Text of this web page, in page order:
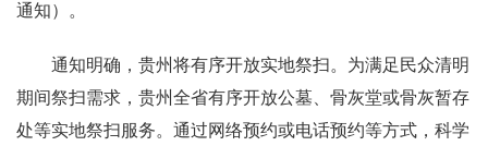
通知）。
通知明确，贵州将有序开放实地祭扫。为满足民众清明
期间祭扫需求，贵州全省有序开放公墓、骨灰堂或骨灰暂存
处等实地祭扫服务。通过网络预约或电话预约等方式，科学